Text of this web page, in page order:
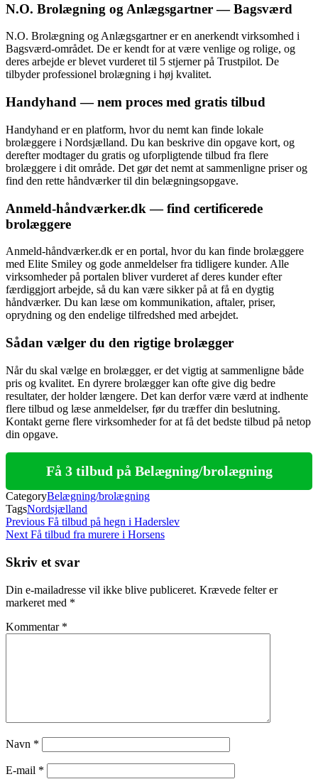
N.O. Brolægning og Anlægsgartner — Bagsværd
N.O. Brolægning og Anlægsgartner er en anerkendt virksomhed i
Bagsværd-området. De er kendt for at være venlige og rolige, og
deres arbejde er blevet vurderet til 5 stjerner på Trustpilot. De
tilbyder professionel brolægning i høj kvalitet.
Handyhand — nem proces med gratis tilbud
Handyhand er en platform, hvor du nemt kan finde lokale
brolæggere i Nordsjælland. Du kan beskrive din opgave kort, og
derefter modtager du gratis og uforpligtende tilbud fra flere
brolæggere i dit område. Det gør det nemt at sammenligne priser og
find den rette håndværker til din belægningsopgave.
Anmeld-håndværker.dk — find certificerede
brolæggere
Anmeld-håndværker.dk er en portal, hvor du kan finde brolæggere
med Elite Smiley og gode anmeldelser fra tidligere kunder. Alle
virksomheder på portalen bliver vurderet af deres kunder efter
færdiggjort arbejde, så du kan være sikker på at få en dygtig
håndværker. Du kan læse om kommunikation, aftaler, priser,
oprydning og den endelige tilfredshed med arbejdet.
Sådan vælger du den rigtige brolægger
Når du skal vælge en brolægger, er det vigtig at sammenligne både
pris og kvalitet. En dyrere brolægger kan ofte give dig bedre
resultater, der holder længere. Det kan derfor være værd at indhente
flere tilbud og læse anmeldelser, før du træffer din beslutning.
Kontakt gerne flere virksomheder for at få det bedste tilbud på netop
din opgave.
Få 3 tilbud på Belægning/brolægning
CategoryBelægning/brolægning
TagsNordsjælland
Indlægsnavigation
Previous
Post
Previous Få tilbud på hegn i Haderslev
Next
Next Få tilbud fra murere i Horsens
Skriv et svar
Din e-mailadresse vil ikke blive publiceret. Krævede felter er
markeret med *
Kommentar *
Navn *
E-mail *